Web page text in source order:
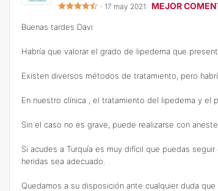
· 17 may 2021 MEJOR
Buenas tardes Davi
Habría que valorar el grado de lipedema que
Existen diversos métodos de tratamiento, pero
En nuestro clínica , el tratamiento del lipedema y
Sin el caso no es grave, puede realizarse con
Si acudes a Turquía es muy difícil que puedas
heridas sea adecuado.
Quedamos a su disposición ante cualquier duda que